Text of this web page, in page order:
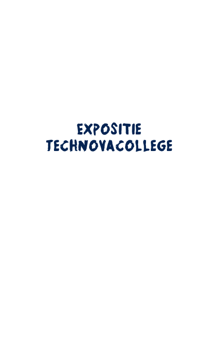
Verkeer / TrafficExpositie
Technovacollege